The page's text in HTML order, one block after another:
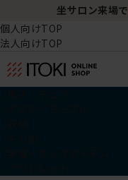
坐サロン来場で
個人向けTOP
法人向けTOP